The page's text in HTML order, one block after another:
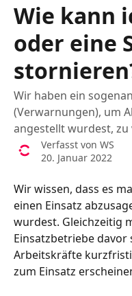
Wie kann
oder eine
Wir haben ein
(Verwarnungen), um
angestellt wurdest,
Verfasst von WS
20. Januar 2022
Wir wissen, dass es
einen Einsatz
wurdest. Gleichzeitig
Einsatzbetriebe davor
Arbeitskräfte
zum Einsatz